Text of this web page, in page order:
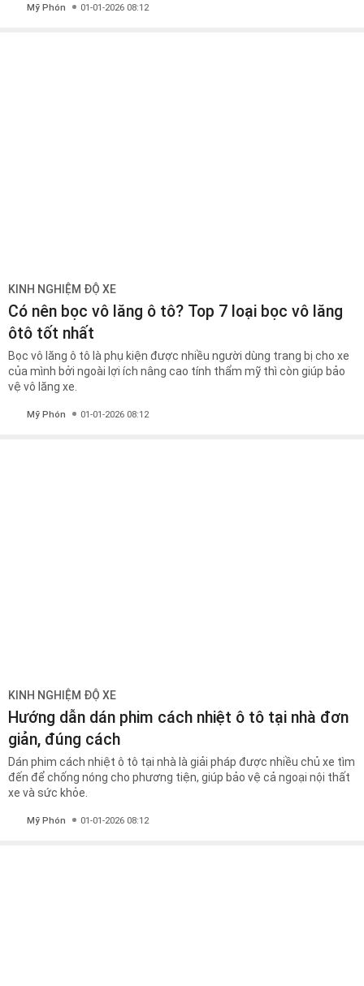
Mỹ Phón 01-01-2026 08:12
KINH NGHIỆM ĐỘ XE
Có nên bọc vô lăng ô tô? Top 7 loại bọc vô lăng
ôtô tốt nhất
Bọc vô lăng ô tô là phụ kiện được nhiều người dùng trang bị cho xe
của mình bởi ngoài lợi ích nâng cao tính thẩm mỹ thì còn giúp bảo
vệ vô lăng xe.
Mỹ Phón 01-01-2026 08:12
KINH NGHIỆM ĐỘ XE
Hướng dẫn dán phim cách nhiệt ô tô tại nhà đơn
giản, đúng cách
Dán phim cách nhiệt ô tô tại nhà là giải pháp được nhiều chủ xe tìm
đến để chống nóng cho phương tiện, giúp bảo vệ cả ngoại nội thất
xe và sức khỏe.
Mỹ Phón 01-01-2026 08:12